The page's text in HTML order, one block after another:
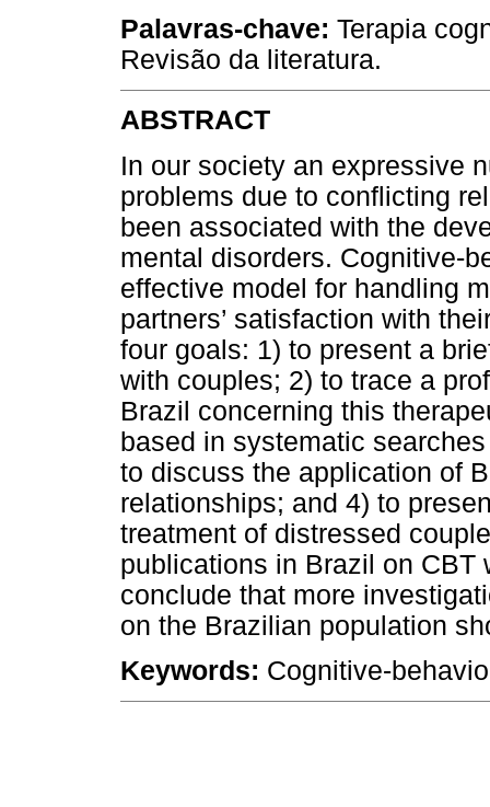
Palavras-chave: Terapia
Revisão da literatura.
ABSTRACT
In our society an expressive
problems due to conflicting
been associated with the
mental disorders. Cognitive-
effective model for handling
partners’ satisfaction with
four goals: 1) to present a
with couples; 2) to trace a
Brazil concerning this
based in systematic
to discuss the application of
relationships; and 4) to
treatment of distressed
publications in Brazil on
conclude that more
on the Brazilian population
Keywords: Cognitive-